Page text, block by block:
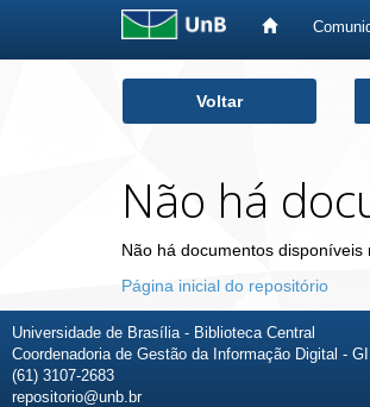
Voltar
Não há
Não há documentos
Página inicial do repositório
Universidade de Brasília - Biblioteca Central
Coordenadoria de Gestão da Informação Digital -
(61) 3107-2683
repositorio@unb.br